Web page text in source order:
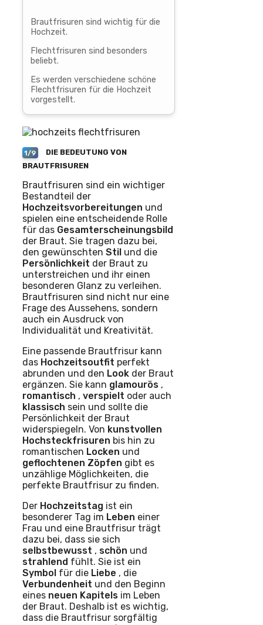
Brautfrisuren sind wichtig für die
Hochzeit.
Flechtfrisuren sind besonders
beliebt.
Es werden verschiedene schöne
Flechtfrisuren für die Hochzeit
vorgestellt.
1/9
DIE BEDEUTUNG VON
BRAUTFRISUREN
Brautfrisuren sind ein wichtiger
Bestandteil der
Hochzeitsvorbereitungen und
spielen eine entscheidende Rolle
für das Gesamterscheinungsbild
der Braut. Sie tragen dazu bei,
den gewünschten Stil und die
Persönlichkeit der Braut zu
unterstreichen und ihr einen
besonderen Glanz zu verleihen.
Brautfrisuren sind nicht nur eine
Frage des Aussehens, sondern
auch ein Ausdruck von
Individualität und Kreativität.
Eine passende Brautfrisur kann
das Hochzeitsoutfit perfekt
abrunden und den Look der Braut
ergänzen. Sie kann glamourös ,
romantisch , verspielt oder auch
klassisch sein und sollte die
Persönlichkeit der Braut
widerspiegeln. Von kunstvollen
Hochsteckfrisuren bis hin zu
romantischen Locken und
geflochtenen Zöpfen gibt es
unzählige Möglichkeiten, die
perfekte Brautfrisur zu finden.
Der Hochzeitstag ist ein
besonderer Tag im Leben einer
Frau und eine Brautfrisur trägt
dazu bei, dass sie sich
selbstbewusst , schön und
strahlend fühlt. Sie ist ein
Symbol für die Liebe , die
Verbundenheit und den Beginn
eines neuen Kapitels im Leben
der Braut. Deshalb ist es wichtig,
dass die Brautfrisur sorgfältig